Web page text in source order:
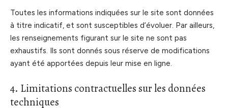
Toutes les informations indiquées sur le site sont données
à titre indicatif, et sont susceptibles d’évoluer. Par ailleurs,
les renseignements figurant sur le site ne sont pas
exhaustifs. Ils sont donnés sous réserve de modifications
ayant été apportées depuis leur mise en ligne.
4. Limitations contractuelles sur les données
techniques